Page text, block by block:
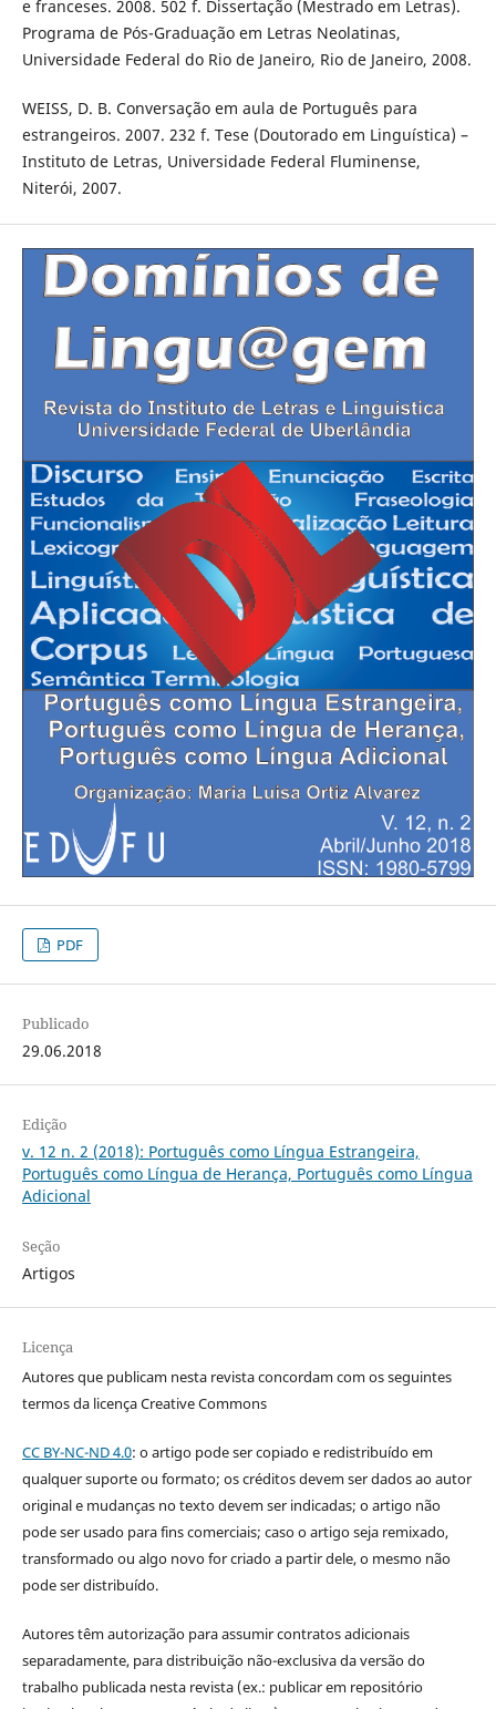
e franceses. 2008. 502 f. Dissertação (Mestrado em Letras).
Programa de Pós-Graduação em Letras Neolatinas,
Universidade Federal do Rio de Janeiro, Rio de Janeiro, 2008.
WEISS, D. B. Conversação em aula de Português para
estrangeiros. 2007. 232 f. Tese (Doutorado em Linguística) –
Instituto de Letras, Universidade Federal Fluminense,
Niterói, 2007.
PDF
Publicado
29.06.2018
Edição
v. 12 n. 2 (2018): Português como Língua Estrangeira,
Português como Língua de Herança, Português como Língua
Adicional
Seção
Artigos
Licença
Autores que publicam nesta revista concordam com os seguintes
termos da licença Creative Commons
CC BY-NC-ND 4.0: o artigo pode ser copiado e redistribuído em
qualquer suporte ou formato; os créditos devem ser dados ao autor
original e mudanças no texto devem ser indicadas; o artigo não
pode ser usado para fins comerciais; caso o artigo seja remixado,
transformado ou algo novo for criado a partir dele, o mesmo não
pode ser distribuído.
Autores têm autorização para assumir contratos adicionais
separadamente, para distribuição não-exclusiva da versão do
trabalho publicada nesta revista (ex.: publicar em repositório